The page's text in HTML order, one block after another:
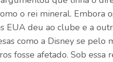
o rei mineral. Embora
EUA deu ao clube e a
como a Disney se pelo
fosse afetado. Sob